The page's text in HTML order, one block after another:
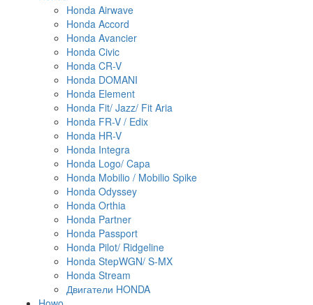
Honda Airwave
Honda Accord
Honda Avancier
Honda Civic
Honda CR-V
Honda DOMANI
Honda Element
Honda Fit/ Jazz/ Fit Aria
Honda FR-V / Edix
Honda HR-V
Honda Integra
Honda Logo/ Capa
Honda Mobilio / Mobilio Spike
Honda Odyssey
Honda Orthia
Honda Partner
Honda Passport
Honda Pilot/ Ridgeline
Honda StepWGN/ S-MX
Honda Stream
Двигатели HONDA